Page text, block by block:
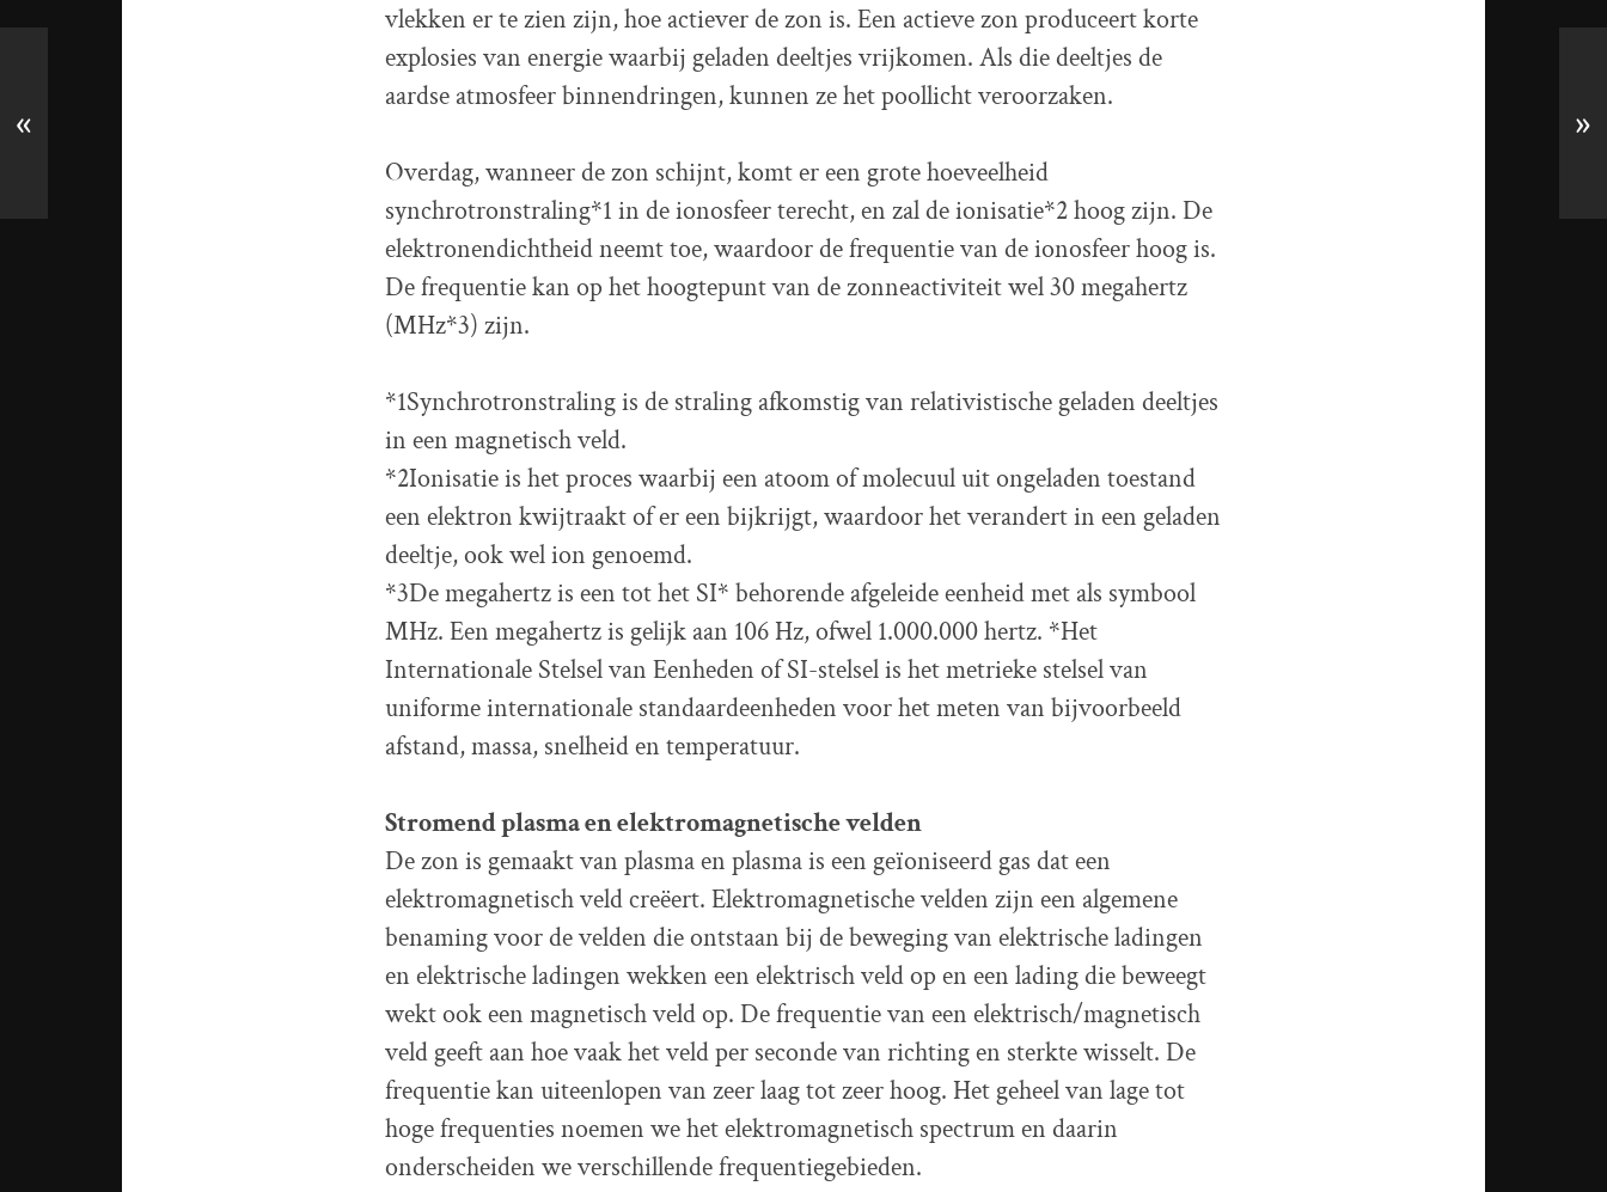
vlekken er te zien zijn, hoe actiever de zon is. Een actieve zon produceert korte
explosies van energie waarbij geladen deeltjes vrijkomen. Als die deeltjes de
aardse atmosfeer binnendringen, kunnen ze het poollicht veroorzaken.
Overdag, wanneer de zon schijnt, komt er een grote hoeveelheid
synchrotronstraling*1 in de ionosfeer terecht, en zal de ionisatie*2 hoog zijn. De
elektronendichtheid neemt toe, waardoor de frequentie van de ionosfeer hoog is.
De frequentie kan op het hoogtepunt van de zonneactiviteit wel 30 megahertz
(MHz*3) zijn.
*1Synchrotronstraling is de straling afkomstig van relativistische geladen deeltjes
in een magnetisch veld.
*2Ionisatie is het proces waarbij een atoom of molecuul uit ongeladen toestand
een elektron kwijtraakt of er een bijkrijgt, waardoor het verandert in een geladen
deeltje, ook wel ion genoemd.
*3De megahertz is een tot het SI* behorende afgeleide eenheid met als symbool
MHz. Een megahertz is gelijk aan 106 Hz, ofwel 1.000.000 hertz. *Het
Internationale Stelsel van Eenheden of SI-stelsel is het metrieke stelsel van
uniforme internationale standaardeenheden voor het meten van bijvoorbeeld
afstand, massa, snelheid en temperatuur.
Stromend plasma en elektromagnetische velden
De zon is gemaakt van plasma en plasma is een geïoniseerd gas dat een
elektromagnetisch veld creëert. Elektromagnetische velden zijn een algemene
benaming voor de velden die ontstaan bij de beweging van elektrische ladingen
en elektrische ladingen wekken een elektrisch veld op en een lading die beweegt
wekt ook een magnetisch veld op. De frequentie van een elektrisch/magnetisch
veld geeft aan hoe vaak het veld per seconde van richting en sterkte wisselt. De
frequentie kan uiteenlopen van zeer laag tot zeer hoog. Het geheel van lage tot
hoge frequenties noemen we het elektromagnetisch spectrum en daarin
onderscheiden we verschillende frequentiegebieden.
« »